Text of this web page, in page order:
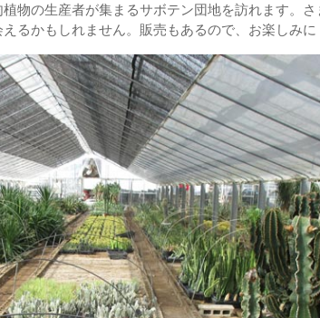
物の生産者が集まるサボテン団地を訪れます。
るかもしれません。販売もあるので、お楽しみに